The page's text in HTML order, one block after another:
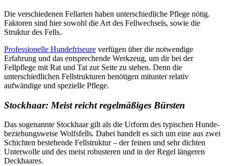
Die verschiedenen Fellarten haben unterschiedliche Pflege nötig.
Faktoren sind hier sowohl die Art des Fellwechsels, sowie die
Struktur des Fells.
Professionelle Hundefriseure verfügen über die notwendige
Erfahrung und das entsprechende Werkzeug, um dir bei der
Fellpflege mit Rat und Tat zur Seite zu stehen. Denn die
unterschiedlichen Fellstrukturen benötigen mitunter relativ
aufwändige und spezielle Pflege.
Stockhaar: Meist reicht regelmäßiges Bürsten
Das sogenannte Stockhaar gilt als die Urform des typischen Hunde-
beziehungsweise Wolfsfells. Dabei handelt es sich um eine aus zwei
Schichten bestehende Fellstruktur – der feinen und sehr dichten
Unterwolle und des meist robusteren und in der Regel längeren
Deckhaares.